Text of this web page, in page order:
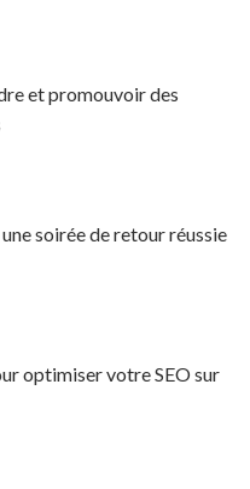
et promouvoir des
soirée de retour réussie
optimiser votre SEO sur